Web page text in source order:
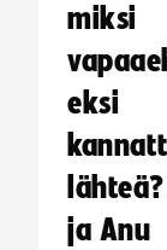
miksi
eksi
ja Anu